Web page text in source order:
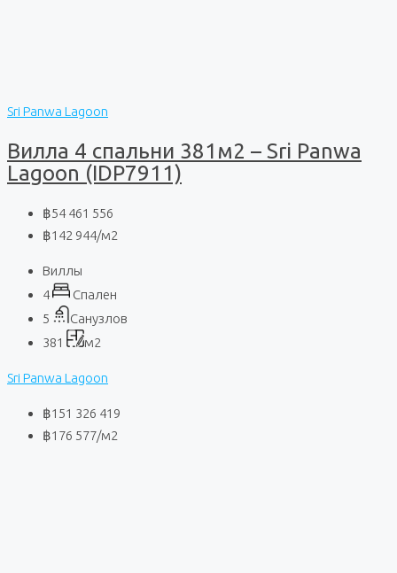
Sri Panwa Lagoon
Вилла 4 спальни 381м2 – Sri Panwa
Lagoon (IDP7911)
฿54 461 556
฿142 944/м2
Виллы
4
Спален
5
Санузлов
381
м2
Sri Panwa Lagoon
฿151 326 419
฿176 577/м2